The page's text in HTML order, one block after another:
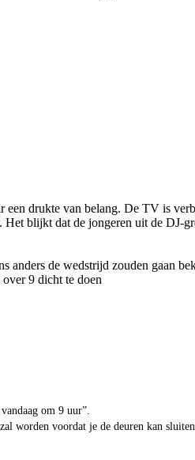
drukte van belang. De TV is
blijkt dat de jongeren uit de DJ-
anders de wedstrijd zouden gaan
9 dicht te doen
om 9 uur”.
worden voordat je de deuren kan sluiten.